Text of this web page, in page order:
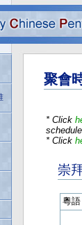
聚會
* Click
schedule.
* Click
崇
粵語